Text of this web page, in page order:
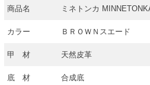
商品名 ミネトンカ
カラー ＢＲＯＷＮスエード
甲 材 天然皮革
底 材 合成底